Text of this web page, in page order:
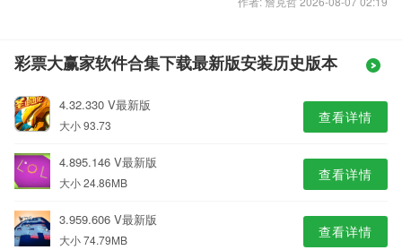
彩票大赢家软件合集下载最新版安装历史版本
4.32.330 V最新版
大小 93.73 查看详情
4.895.146 V最新版
大小 24.86MB 查看详情
3.959.606 V最新版
大小 74.79MB 查看详情